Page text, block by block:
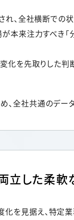
れ、全社横断での
本来注力すべき「
化を先取りした判
、全社共通のデー
立した柔軟
を見据え、特定